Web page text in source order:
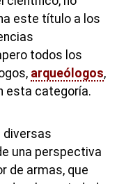
este título a los
todos los
arqueólogos,
esta categoría.
diversas
una perspectiva
de armas, que